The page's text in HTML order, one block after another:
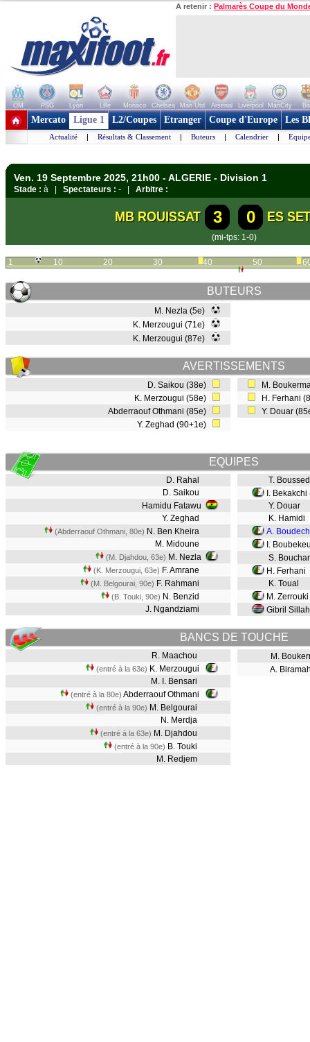
A retenir : Palmarès Coupe du
OM PSG Lyon Lille Monaco Chelsea Man Utd Arsenal Liverpool ManCity
+ de clubs
Mercato Ligue 1 L2/Coupes Etranger Coupe d'Europe Les
Actualité | Résultats & Classement | Buteurs | Calendrier |
Ven. 19 Septembre 2025, 21h00 - ALGERIE - Division 1
Stade : à | Spectateurs : - | Arbitre :
MB ROUISSAT 3 0 ES
(mi-tps: 1-0)
1 10 20 30 40 50
BUTEURS
M. Nezla (5e)
K. Merzougui (71e)
K. Merzougui (87e)
AVERTISSEMENTS
D. Saikou (38e)
K. Merzougui (58e)
Abderraouf Othmani (85e)
Y. Zeghad (90+1e)
M.
H. Ferhani
Y. Douar
EQUIPES
D. Rahal
D. Saikou
Hamidu Fatawu
Y. Zeghad
(Abderraouf Othmani, 80e) N. Ben Kheira
M. Midoune
(M. Djahdou, 63e) M. Nezla
(K. Merzougui, 63e) F. Amrane
(M. Belgourai, 90e) F. Rahmani
(B. Touki, 90e) N. Benzid
J. Ngandziami
T.
I. Bekakchi
Y. Douar
K. Hamidi
A.
I.
S.
H. Ferhani
K. Toual
M. Zerrouki
Gibril Sillah
BANCS DE TOUCHE
R. Maachou
(entré à la 63e) K. Merzougui
M. I. Bensari
(entré à la 80e) Abderraouf Othmani
(entré à la 90e) M. Belgourai
N. Merdja
(entré à la 63e) M. Djahdou
(entré à la 90e) B. Touki
M. Redjem
M.
A.